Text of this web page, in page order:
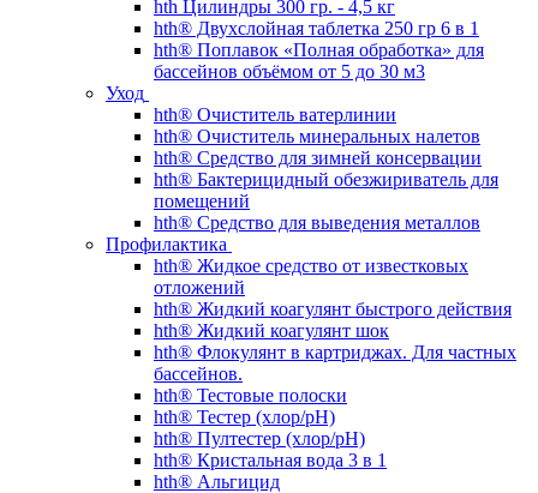
hth Цилиндры 300 гр. - 4,5 кг
hth® Двухслойная таблетка 250 гр 6 в 1
hth® Поплавок «Полная обработка» для
бассейнов объёмом от 5 до 30 м3
Уход
hth® Очиститель ватерлинии
hth® Очиститель минеральных налетов
hth® Средство для зимней консервации
hth® Бактерицидный обезжириватель для
помещений
hth® Средство для выведения металлов
Профилактика
hth® Жидкое средство от известковых
отложений
hth® Жидкий коагулянт быстрого действия
hth® Жидкий коагулянт шок
hth® Флокулянт в картриджах. Для частных
бассейнов.
hth® Тестовые полоски
hth® Тестер (хлор/pH)
hth® Пултестер (хлор/pH)
hth® Кристальная вода 3 в 1
hth® Альгицид